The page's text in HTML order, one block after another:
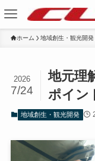
ホーム 地域創生・観光開発
地元理
ポイン
2026
7/24
地域創生・観光開発